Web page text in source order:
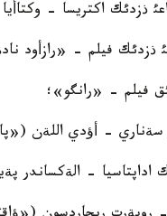
ذزدئك اكتريسا -
ذزدئك فيلم - «رازأود
فيلم - «رانگو»؛
- أؤدي اللةن
اداپتاسيا -